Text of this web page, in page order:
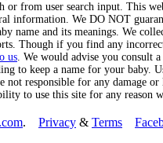
or from user search input. This
information. We DO NOT
name and its meanings. We
Though if you find any
us . We would advise you consult
to keep a name for your baby.
not responsible for any damage or
to use this site for any reason
. Privacy & Terms